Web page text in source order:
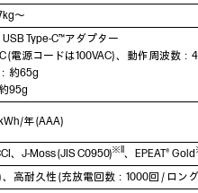
～
Type-C™アダプター
(電源コードは100VAC) 、動作周波数：
約65g
95g
年 (AAA)
、J-Moss (JIS C0950)※II 、EPEAT® Gold
高耐久性 (充放電回数：1000回 / ロン